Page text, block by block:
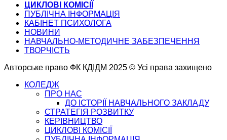
ЦИКЛОВІ КОМІСІЇ
ПУБЛІЧНА ІНФОРМАЦІЯ
КАБІНЕТ ПСИХОЛОГА
НОВИНИ
НАВЧАЛЬНО-МЕТОДИЧНЕ ЗАБЕЗПЕЧЕННЯ
ТВОРЧІСТЬ
Авторське право ФК КДІДМ 2025 © Усі права захищено
КОЛЕДЖ
ПРО НАС
ДО ІСТОРІЇ НАВЧАЛЬНОГО ЗАКЛАДУ
СТРАТЕГІЯ РОЗВИТКУ
КЕРІВНИЦТВО
ЦИКЛОВІ КОМІСІЇ